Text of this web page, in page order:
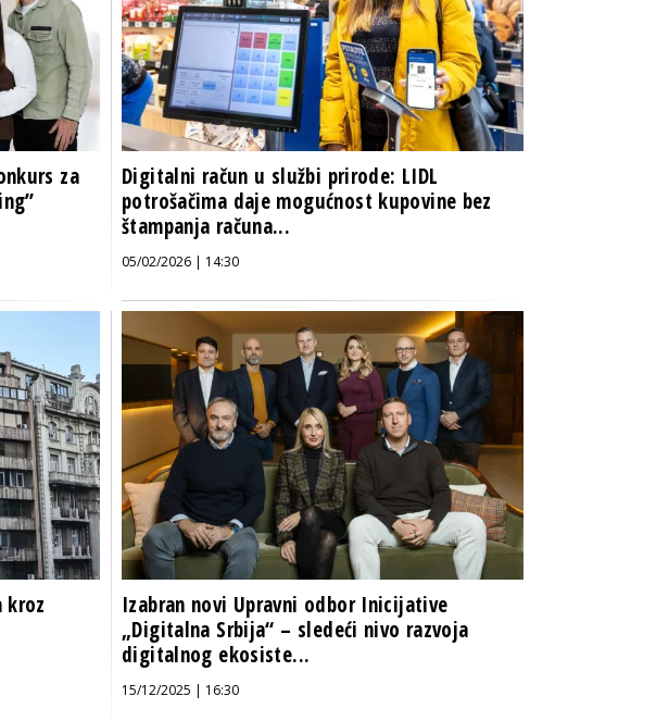
za
Digitalni račun u službi prirode: LIDL
potrošačima daje mogućnost kupovine bez
štampanja računa...
05/02/2026 | 14:30
kroz
Izabran novi Upravni odbor Inicijative
„Digitalna Srbija“ – sledeći nivo razvoja
digitalnog ekosiste...
15/12/2025 | 16:30